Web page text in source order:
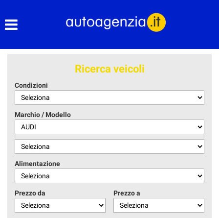
ACQUISTIAMO USATO
ASSISTENZA
Ricerca veicoli
Condizioni
Marchio / Modello
Alimentazione
Prezzo da Prezzo a